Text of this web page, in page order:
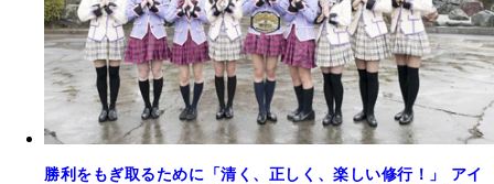
勝利をもぎ取るために「清く、正しく、楽しい修行！」 アイ